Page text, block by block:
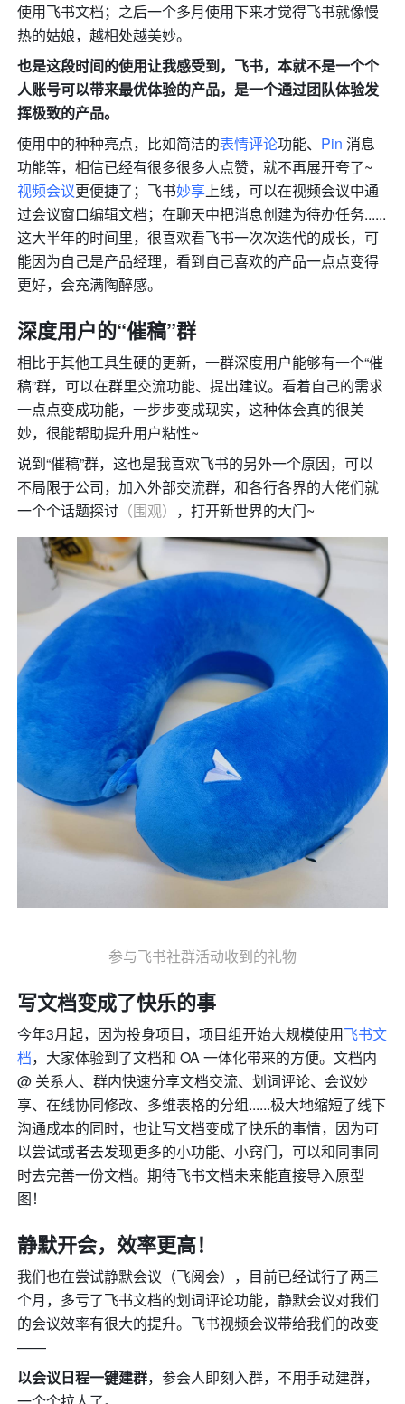
使用飞书文档；之后一个多月使用下来才觉得飞书就像慢
热的姑娘，越相处越美妙。
也是这段时间的使用让我感受到，飞书，本就不是一个个
人账号可以带来最优体验的产品，是一个通过团队体验发
挥极致的产品。
使用中的种种亮点，比如简洁的表情评论功能、 Pin 消息
视频会议更便捷了；飞书妙享上线，可以在视频会议中通
过会议窗口编辑文档；在聊天中把消息创建为待办任务......
这大半年的时间里，很喜欢看飞书一次次迭代的成长，可
能因为自己是产品经理，看到自己喜欢的产品一点点变得
更好，会充满陶醉感。
深度用户的“催稿”群
相比于其他工具生硬的更新，一群深度用户能够有一个“催
稿”群，可以在群里交流功能、提出建议。看着自己的需求
一点点变成功能，一步步变成现实，这种体会真的很美
妙，很能帮助提升用户粘性~
说到“催稿”群，这也是我喜欢飞书的另外一个原因，可以
不局限于公司，加入外部交流群，和各行各界的大佬们就
一个个话题探讨 （围观） ，打开新世界的大门~
参与飞书社群活动收到的礼物
写文档变成了快乐的事
今年3月起，因为投身项目，项目组开始大规模使用飞书文
档，大家体验到了文档和 OA 一体化带来的方便。文档内
@ 关系人、群内快速分享文档交流、划词评论、会议妙
享、在线协同修改、多维表格的分组......极大地缩短了线下
沟通成本的同时，也让写文档变成了快乐的事情，因为可
以尝试或者去发现更多的小功能、小窍门，可以和同事同
时去完善一份文档。期待飞书文档未来能直接导入原型
图！
静默开会，效率更高！
我们也在尝试静默会议（飞阅会），目前已经试行了两三
个月，多亏了飞书文档的划词评论功能，静默会议对我们
的会议效率有很大的提升。飞书视频会议带给我们的改变
——
以会议日程一键建群，参会人即刻入群，不用手动建群，